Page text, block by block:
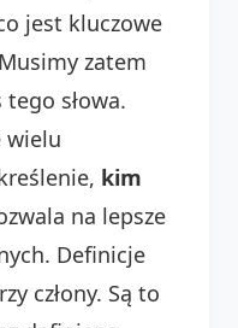
jest kluczowe
zatem
słowa.
wielu
kim
na lepsze
Definicje
człony. Są to